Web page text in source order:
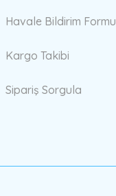
Havale Bildirim Formu
Kargo Takibi
Sipariş Sorgula